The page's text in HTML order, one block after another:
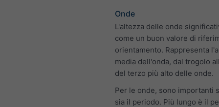
Onde
L'altezza delle onde
come un buon valore di
orientamento. Rappresenta
media dell'onda, dal trogolo
del terzo più alto delle onde.
Per le onde, sono importanti
sia il periodo. Più lungo è il